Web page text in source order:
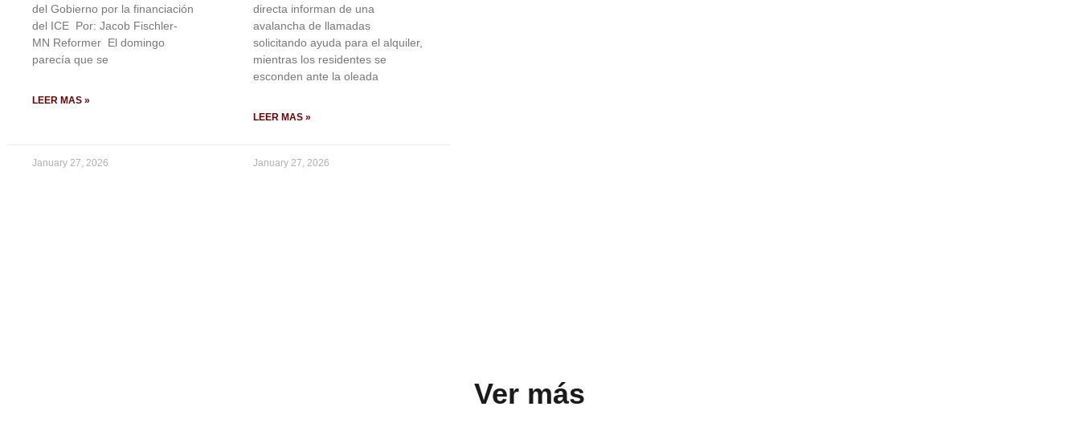
del Gobierno por la financiación
del ICE Por: Jacob Fischler-
MN Reformer El domingo
parecía que se
LEER MAS »
January 27, 2026
directa informan de una
avalancha de llamadas
solicitando ayuda para el alquiler,
mientras los residentes se
esconden ante la oleada
LEER MAS »
January 27, 2026
Ver más